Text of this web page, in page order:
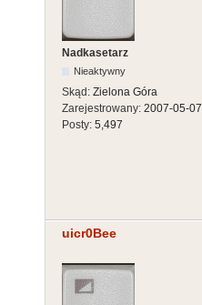
Nadkasetarz
Nieaktywny
Skąd: Zielona Góra
Zarejestrowany: 2007-05-07
Posty: 5,497
uicr0Bee